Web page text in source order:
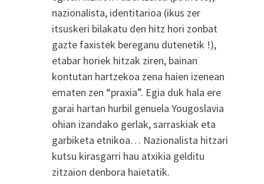
nazionalista, identitarioa (ikus zer
itsuskeri bilakatu den hitz hori zonbat
gazte faxistek bereganu dutenetik !),
etabar horiek hitzak ziren, bainan
kontutan hartzekoa zena haien izenean
ematen zen “praxia”. Egia duk hala ere
garai hartan hurbil genuela Yougoslavia
ohian izandako gerlak, sarraskiak eta
garbiketa etnikoa… Nazionalista hitzari
kutsu kirasgarri hau atxikia gelditu
zitzaion denbora haietatik.